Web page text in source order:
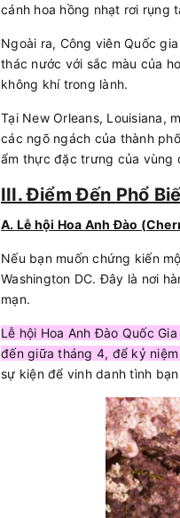
cánh hoa hồng nhạt rơi rụng
Ngoài ra, Công viên Quốc
thác nước với sắc màu của
không khí trong lành.
Tại New Orleans, Louisiana,
các ngõ ngách của thành
ẩm thực đặc trưng của vùng
III. Điểm Đến Phổ
A. Lễ hội Hoa Anh Đào
Nếu bạn muốn chứng kiến
Washington DC. Đây là nơi
mạn.
Lễ hội Hoa Anh Đào Quốc
đến giữa tháng 4, để kỷ
sự kiện để vinh danh tình